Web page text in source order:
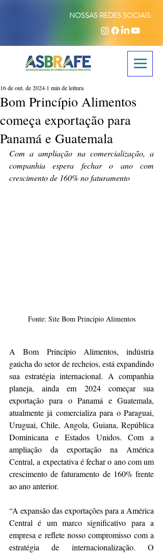
NOSSAS REDES SOCIAIS:
Bom Princípio Alimentos
começa exportação para
Panamá e Guatemala
16 de out. de 2024 1 min de leitura
Com a ampliação na comercialização, a
companhia espera fechar o ano com
crescimento de 160% no faturamento
Fonte: Site Bom Princípio Alimentos
A Bom Princípio Alimentos, indústria
gaúcha do setor de recheios, está expandindo
sua estratégia internacional. A companhia
planeja, ainda em 2024 começar sua
exportação para o Panamá e Guatemala,
atualmente já comercializa para o Paraguai,
Uruguai, Chile, Angola, Guiana, República
Dominicana e Estados Unidos. Com a
ampliação da exportação na América
Central, a expectativa é fechar o ano com um
crescimento de faturamento de 160% frente
ao ano anterior.
“A expansão das exportações para a América
Central é um marco significativo para a
empresa e reflete nosso compromisso com a
estratégia de internacionalização. O